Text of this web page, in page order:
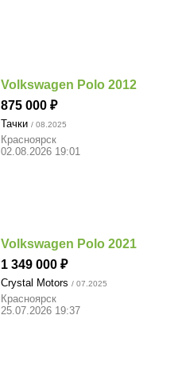
Volkswagen Polo 2012
875 000
Тачки / 08.2025
Красноярск
02.08.2026 19:01
Volkswagen Polo 2021
1 349 000
Crystal Motors / 07.2025
Красноярск
25.07.2026 19:37